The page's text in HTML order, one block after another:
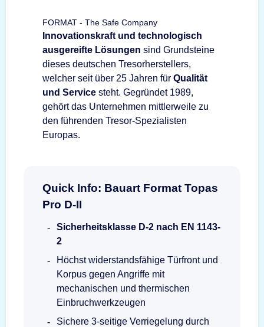
FORMAT - The Safe Company
Innovationskraft und technologisch
ausgereifte Lösungen sind Grundsteine
dieses deutschen Tresorherstellers,
welcher seit über 25 Jahren für Qualität
und Service steht. Gegründet 1989,
gehört das Unternehmen mittlerweile zu
den führenden Tresor-Spezialisten
Europas.
Quick Info: Bauart Format Topas
Pro D-II
Sicherheitsklasse D-2 nach EN 1143-
2
Höchst widerstandsfähige Türfront und
Korpus gegen Angriffe mit
mechanischen und thermischen
Einbruchwerkzeugen
Sichere 3-seitige Verriegelung durch